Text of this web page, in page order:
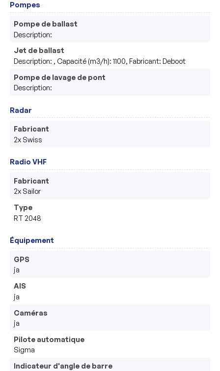
Pompes
Pompe de ballast
Description:
Jet de ballast
Description: , Capacité (m3/h): 1100, Fabricant: Deboot
Pompe de lavage de pont
Description:
Radar
Fabricant
2x Swiss
Radio VHF
Fabricant
2x Sailor
Type
RT 2048
Équipement
GPS
ja
AIS
ja
Caméras
ja
Pilote automatique
Sigma
Indicateur d'angle de barre